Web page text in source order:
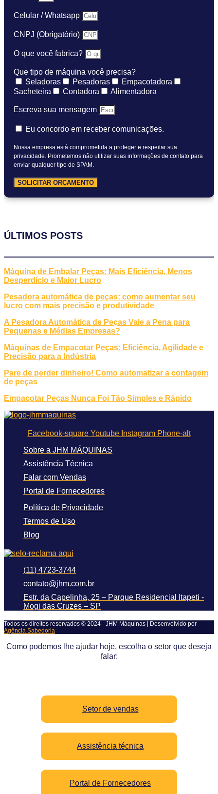
Celular / Whatsapp
CNPJ (Obrigatório)
O que você fabrica?
Que tipo de máquina você precisa?
Seladoras
Pesadoras
Empacotadora
Sacheteira
Contadora Alimentadora
Escreva sua mensagem
Eu concordo em receber comunicações.
Nossa empresa está comprometida a proteger e respeitar sua
privacidade. Prometemos não utilizar suas informações de contato para
enviar qualquer tipo de SPAM.
SOLICITAR ORÇAMENTO
ÚLTIMOS POSTS
Máquina de Embalar Peças: Mais Eficiência, Menos
Desperdício e Maior Lucro
Pesadora automática de peças: como aumentar seu
lucro com mais precisão e produtividade
A Pesadora Automática de Peças Vale a Pena para
Pequenas e Médias Empresas?
Máquinas de Empacotar Peças: Eficiência, Agilidade e
Precisão para a Indústria
Pare de perder dinheiro! Como automatizar a contagem
de peças
Empacotar Peças Nunca Foi Tão Simples e Rápido
Facebook-square Youtube Instagram Phone-alt
Sobre a JHM MÁQUINAS
Assistência Técnica
Falar com Vendas
Portal de Fornecedores
Política de Privacidade
Termos de Uso
Blog
(11) 4723-3744
contato@jhm.com.br
Estr. da Capelinha, 25 – Parque Residencial Itapeti -
Mogi das Cruzes – SP
Todos os direitos reservados © 2024 - JHM Máquinas | Desenvolvido por
Agência Sabedoria
Como podemos lhe ajudar hoje, escolha o setor que deseja
falar:
Setor de vendas
Assistência técnica
Portal de Fornecedores